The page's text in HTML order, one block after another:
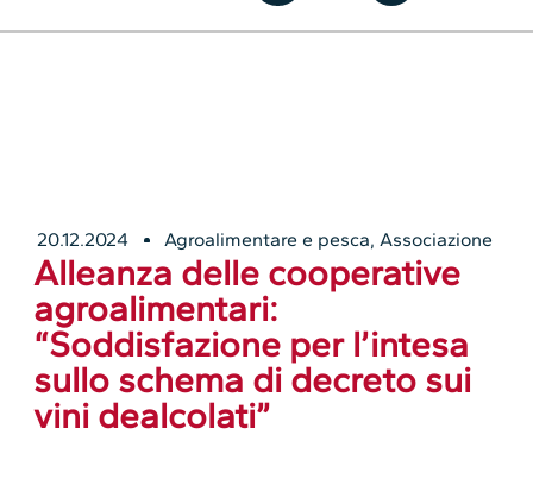
20.12.2024 Agroalimentare e pesca,Associazione
Alleanza delle cooperative
agroalimentari:
“Soddisfazione per l’intesa
sullo schema di decreto sui
vini dealcolati”